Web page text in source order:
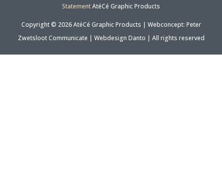
StatementAtéCé Graphic Products
Copyright © 2026 AtéCé Graphic Products | Webconcept: Peter
Zwetsloot Communicate | Webdesign Danto | All rights reserved